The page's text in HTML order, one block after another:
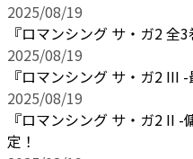
2025/08/19
『ロマンシング サ・ガ2 全
2025/08/19
『ロマンシング サ・ガ2 III
2025/08/19
『ロマンシング サ・ガ2 II
定！